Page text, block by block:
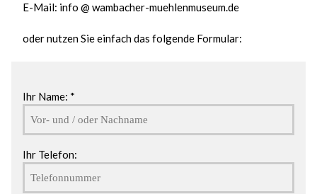
E-Mail: info @ wambacher-muehlenmuseum.de
oder nutzen Sie einfach das folgende Formular:
Ihr Name: *
Ihr Telefon: